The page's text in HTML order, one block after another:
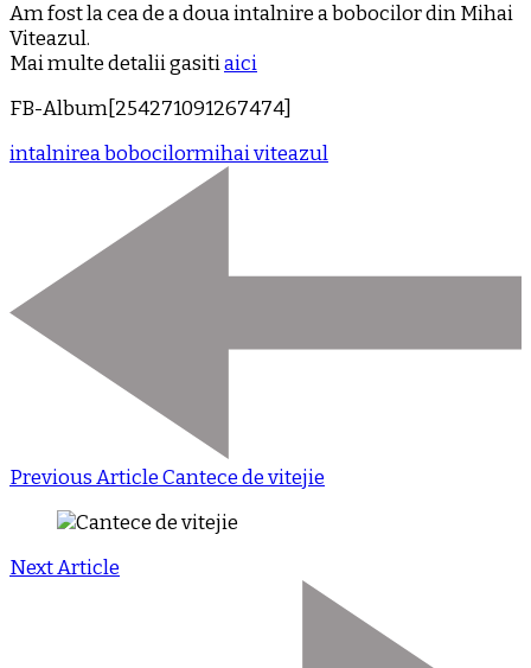
Am fost la cea de a doua intalnire a bobocilor din Mihai
Viteazul.
Mai multe detalii gasitiaici
FB-Album[254271091267474]
intalnirea bobocilormihai viteazul
Previous ArticleCantece de vitejie
Next Article